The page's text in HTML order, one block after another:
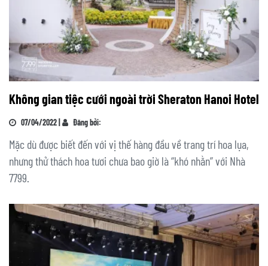
Không gian tiệc cưới ngoài trời Sheraton Hanoi Hotel
07/04/2022 | Đăng bởi:
Mặc dù được biết đến với vị thế hàng đầu về trang trí hoa lụa,
nhưng thử thách hoa tươi chưa bao giờ là “khó nhằn” với Nhà
7799.